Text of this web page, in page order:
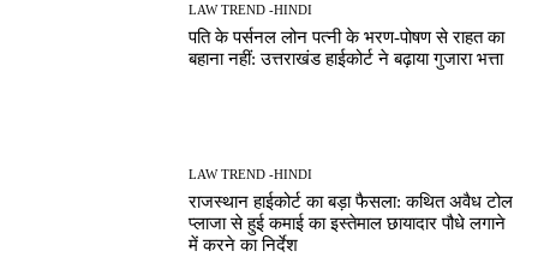
LAW TREND -HINDI
पति के पर्सनल लोन पत्नी के भरण-पोषण से राहत का
बहाना नहीं: उत्तराखंड हाईकोर्ट ने बढ़ाया गुजारा भत्ता
LAW TREND -HINDI
राजस्थान हाईकोर्ट का बड़ा फैसला: कथित अवैध टोल
प्लाजा से हुई कमाई का इस्तेमाल छायादार पौधे लगाने
में करने का निर्देश